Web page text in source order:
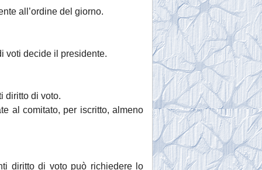
all’ordine del giorno.
voti decide il presidente.
diritto di voto.
al comitato, per iscritto, almeno
diritto di voto può richiedere lo